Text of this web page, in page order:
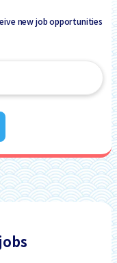
new job opportunities